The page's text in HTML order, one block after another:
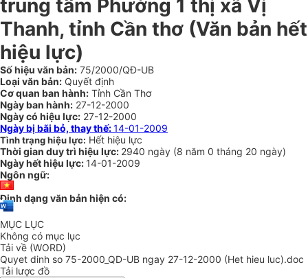
trung tâm Phường 1 thị xã Vị
Thanh, tỉnh Cần thơ (Văn bản hết
hiệu lực)
Số hiệu văn bản: 75/2000/QĐ-UB
Loại văn bản: Quyết định
Cơ quan ban hành: Tỉnh Cần Thơ
Ngày ban hành: 27-12-2000
Ngày có hiệu lực: 27-12-2000
Ngày bị bãi bỏ, thay thế:14-01-2009
Tình trạng hiệu lực: Hết hiệu lực
Thời gian duy trì hiệu lực: 2940 ngày (8 năm 0 tháng 20 ngày)
Ngày hết hiệu lực: 14-01-2009
Ngôn ngữ:
Định dạng văn bản hiện có:
MỤC LỤC
Không có mục lục
Tải về (WORD)
Quyet dinh so 75-2000_QD-UB ngay 27-12-2000 (Het hieu luc).doc
Tải lược đồ